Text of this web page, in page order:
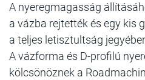
A nyeregmagasság
a vázba rejtették és egy kis
a teljes letisztultság
A vázforma és D-profilú
kölcsönöznek a